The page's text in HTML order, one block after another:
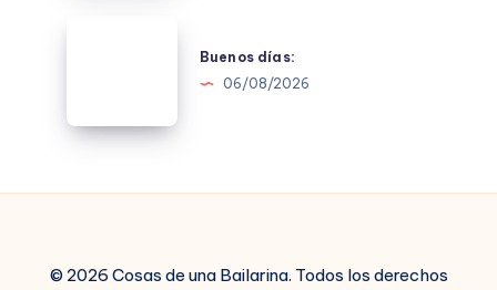
Buenos días:
06/08/2026
© 2026 Cosas de una Bailarina. Todos los derechos